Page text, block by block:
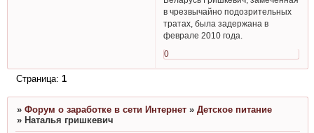
в чрезвычайно подозрительных
тратах, была задержана в
феврале 2010 года.
0
Страница: 1
» Форум о заработке в сети Интернет » Детское питание
» Наталья гришкевич